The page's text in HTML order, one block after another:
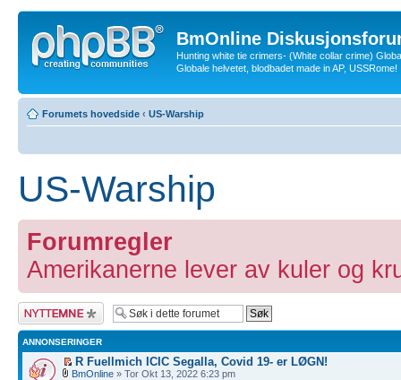
BmOnline
Hunting white tie crimers- (White collar crime)
Globale helvetet, blodbadet made in AP, USSRome!
Forumets hovedside ‹ US-Warship
US-Warship
Forumregler
Amerikanerne lever av kuler og
Legg inn et nytt
emne
ANNONSERINGER
R Fuellmich ICIC Segalla, Covid 19- er LØGN!
BmOnline » Tor Okt 13, 2022 6:23 pm